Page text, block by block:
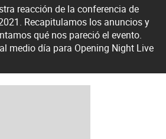
reacción de la conferencia de
Recapitulamos los anuncios y
qué nos pareció el evento.
medio día para Opening Night Live